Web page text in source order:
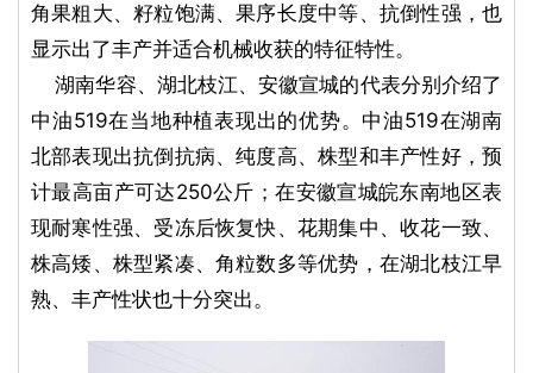
角果粗大、籽粒饱满、果序长度中等、抗倒性强，也
显示出了丰产并适合机械收获的特征特性。
湖南华容、湖北枝江、安徽宣城的代表分别介绍了
中油519在当地种植表现出的优势。中油519在湖南
北部表现出抗倒抗病、纯度高、株型和丰产性好，预
计最高亩产可达250公斤；在安徽宣城皖东南地区表
现耐寒性强、受冻后恢复快、花期集中、收花一致、
株高矮、株型紧凑、角粒数多等优势，在湖北枝江早
熟、丰产性状也十分突出。